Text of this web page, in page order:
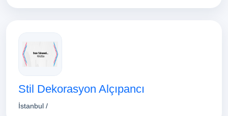
Stil Dekorasyon Alçıpancı
İstanbul /